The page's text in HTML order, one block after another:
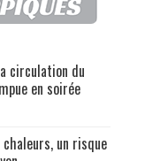
circulation du
en soirée
un risque